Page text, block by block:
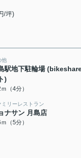
/坪)
他
駅地下駐輪場
)
（4分）
ミリーレストラン
ナサン 月島店
（5分）